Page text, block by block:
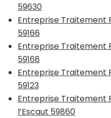
59630
Entreprise Traitement
59166
Entreprise Traitement
59168
Entreprise Traitement
59123
Entreprise Traitement
l’Escaut 59860